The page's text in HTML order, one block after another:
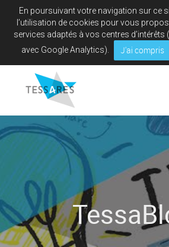
En poursuivant votre navigation sur ce
l’utilisation de cookies pour vous
services adaptés à vos centres d’intérêts
avec Google Analytics).
J'ai compris
Vous accompagner
Vous former
Pourquoi nous?
L'équipe